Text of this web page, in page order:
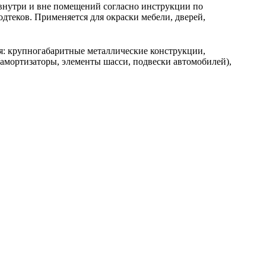
и вне помещений согласно инструкции по
Применяется для окраски мебели, дверей,
металлические конструкции,
элементы шасси, подвески автомобилей),